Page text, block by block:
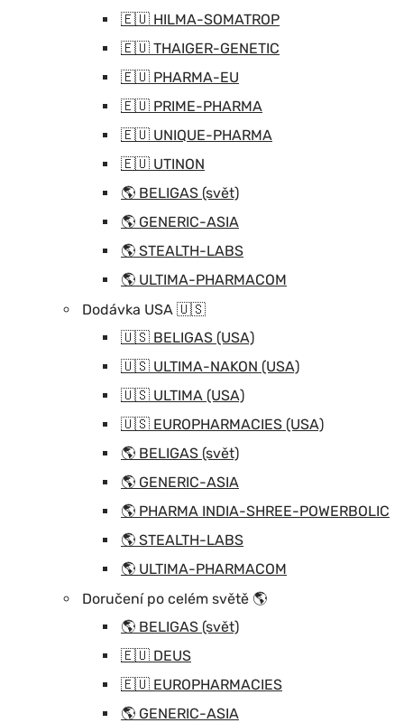
🇪🇺 HILMA-SOMATROP
🇪🇺 THAIGER-GENETIC
🇪🇺 PHARMA-EU
🇪🇺 PRIME-PHARMA
🇪🇺 UNIQUE-PHARMA
🇪🇺 UTINON
🌎 BELIGAS (svět)
🌎 GENERIC-ASIA
🌎 STEALTH-LABS
🌎 ULTIMA-PHARMACOM
Dodávka USA 🇺🇸
🇺🇸 BELIGAS (USA)
🇺🇸 ULTIMA-NAKON (USA)
🇺🇸 ULTIMA (USA)
🇺🇸 EUROPHARMACIES (USA)
🌎 BELIGAS (svět)
🌎 GENERIC-ASIA
🌎 PHARMA INDIA-SHREE-POWERBOLIC
🌎 STEALTH-LABS
🌎 ULTIMA-PHARMACOM
Doručení po celém světě 🌎
🌎 BELIGAS (svět)
🇪🇺 DEUS
🇪🇺 EUROPHARMACIES
🌎 GENERIC-ASIA